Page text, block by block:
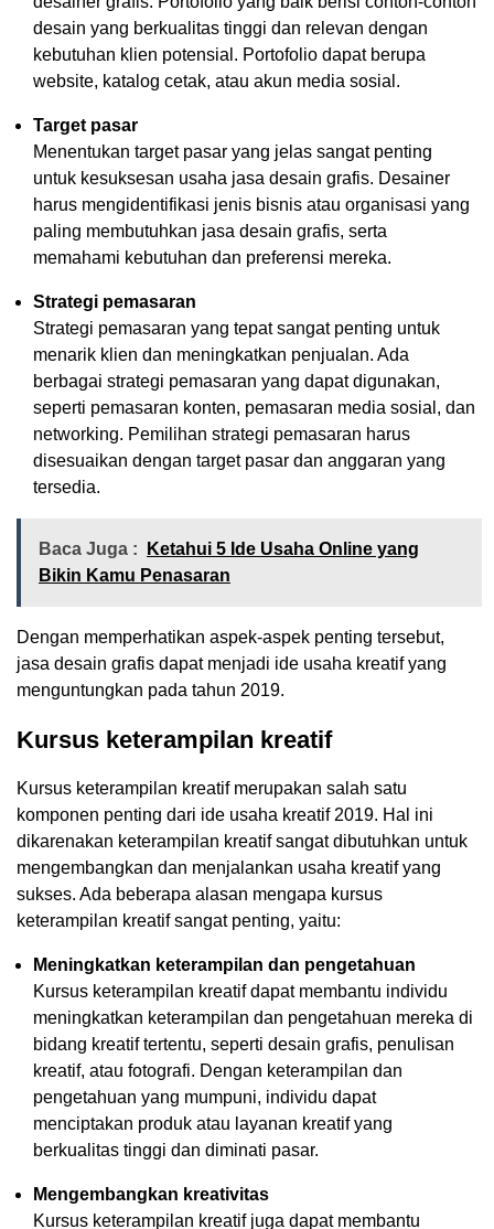
desain yang berkualitas tinggi dan relevan dengan
kebutuhan klien potensial. Portofolio dapat berupa
website, katalog cetak, atau akun media sosial.
Target pasar
Menentukan target pasar yang jelas sangat penting
untuk kesuksesan usaha jasa desain grafis. Desainer
harus mengidentifikasi jenis bisnis atau organisasi yang
paling membutuhkan jasa desain grafis, serta
memahami kebutuhan dan preferensi mereka.
Strategi pemasaran
Strategi pemasaran yang tepat sangat penting untuk
menarik klien dan meningkatkan penjualan. Ada
berbagai strategi pemasaran yang dapat digunakan,
seperti pemasaran konten, pemasaran media sosial, dan
networking. Pemilihan strategi pemasaran harus
disesuaikan dengan target pasar dan anggaran yang
tersedia.
Baca Juga :
Ketahui 5 Ide Usaha Online yang
Bikin Kamu Penasaran
Dengan memperhatikan aspek-aspek penting tersebut,
jasa desain grafis dapat menjadi ide usaha kreatif yang
menguntungkan pada tahun 2019.
Kursus keterampilan kreatif
Kursus keterampilan kreatif merupakan salah satu
komponen penting dari ide usaha kreatif 2019. Hal ini
dikarenakan keterampilan kreatif sangat dibutuhkan untuk
mengembangkan dan menjalankan usaha kreatif yang
sukses. Ada beberapa alasan mengapa kursus
keterampilan kreatif sangat penting, yaitu:
Meningkatkan keterampilan dan pengetahuan
Kursus keterampilan kreatif dapat membantu individu
meningkatkan keterampilan dan pengetahuan mereka di
bidang kreatif tertentu, seperti desain grafis, penulisan
kreatif, atau fotografi. Dengan keterampilan dan
pengetahuan yang mumpuni, individu dapat
menciptakan produk atau layanan kreatif yang
berkualitas tinggi dan diminati pasar.
Mengembangkan kreativitas
Kursus keterampilan kreatif juga dapat membantu